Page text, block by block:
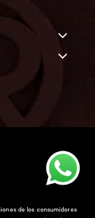
de los consumidores